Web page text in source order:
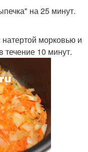
на 25 минут.
морковью и
10 минут.